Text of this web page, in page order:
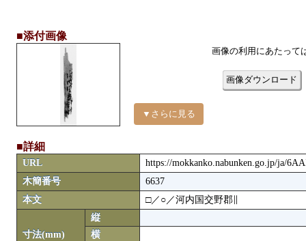
■添付画像
▼さらに見る
画像の利用にあたって
画像ダウンロード
■詳細
URL
https://mokkanko.nabunken.go.jp/ja/
木簡番号
6637
本文
□／○／河内国交野郡∥
寸法(mm)
縦
横